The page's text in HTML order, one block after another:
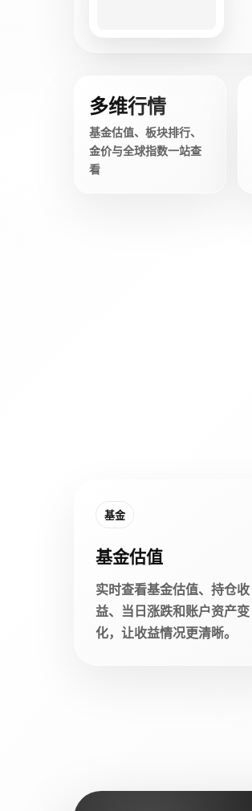
多维行情
基金估值、板块排行、
金价与全球指数一站查
看
基金
基金估值
实时查看基金估值、持仓收
益、当日涨跌和账户资产变
化，让收益情况更清晰。